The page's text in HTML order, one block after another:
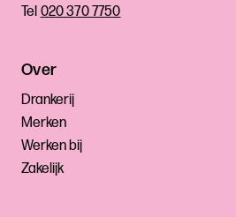
Tel 020 370 7750
Over
Drankerij
Merken
Werken bij
Zakelijk